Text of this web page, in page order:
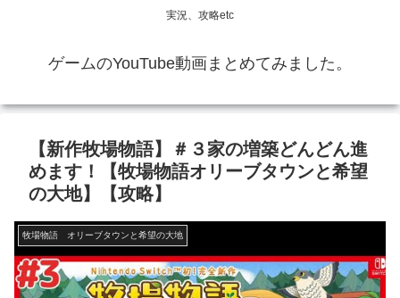
実況、攻略etc
ゲームのYouTube動画まとめてみました。
【新作牧場物語】＃３家の増築どんどん進
めます！【牧場物語オリーブタウンと希望
の大地】【攻略】
牧場物語 オリーブタウンと希望の大地